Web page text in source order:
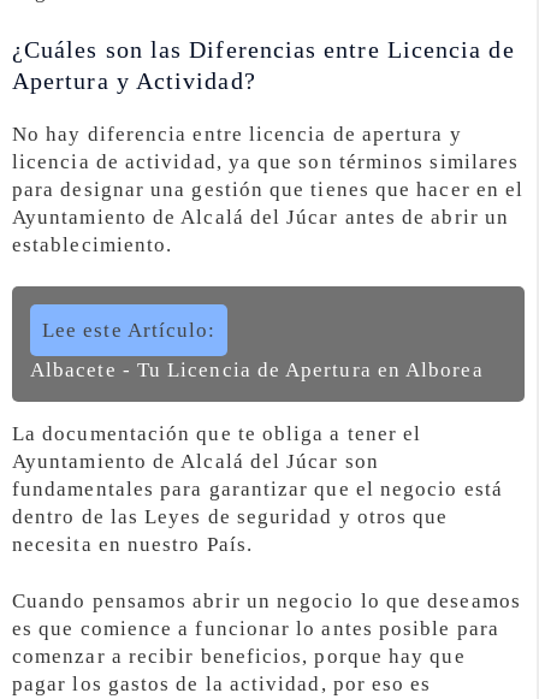
¿Cuáles son las Diferencias entre Licencia de
Apertura y Actividad?
No hay diferencia entre licencia de apertura y
licencia de actividad, ya que son términos similares
para designar una gestión que tienes que hacer en el
Ayuntamiento de Alcalá del Júcar antes de abrir un
establecimiento.
Lee este Artículo:
Albacete - Tu Licencia de Apertura en Alborea
La documentación que te obliga a tener el
Ayuntamiento de Alcalá del Júcar son
fundamentales para garantizar que el negocio está
dentro de las Leyes de seguridad y otros que
necesita en nuestro País.
Cuando pensamos abrir un negocio lo que deseamos
es que comience a funcionar lo antes posible para
comenzar a recibir beneficios, porque hay que
pagar los gastos de la actividad, por eso es